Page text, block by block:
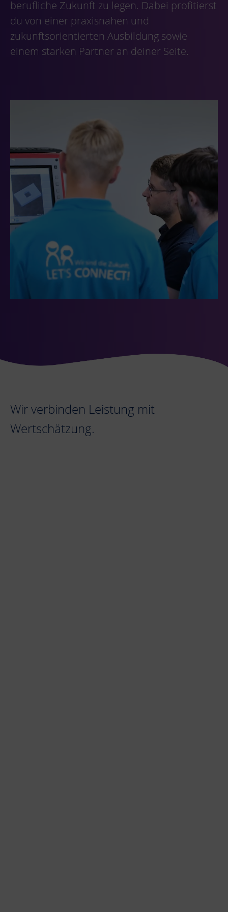
berufliche Zukunft zu legen. Dabei profitierst
du von einer praxisnahen und
zukunftsorientierten Ausbildung sowie
einem starken Partner an deiner Seite.
Wir verbinden Leistung mit
Wertschätzung.